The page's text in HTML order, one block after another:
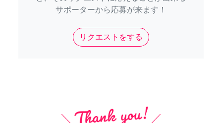
サポーターから応募が来ます！
リクエストをする